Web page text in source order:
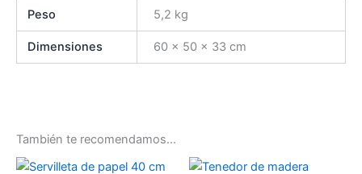
Peso 5,2 kg
Dimensiones 60 × 50 × 33 cm
También te recomendamos…